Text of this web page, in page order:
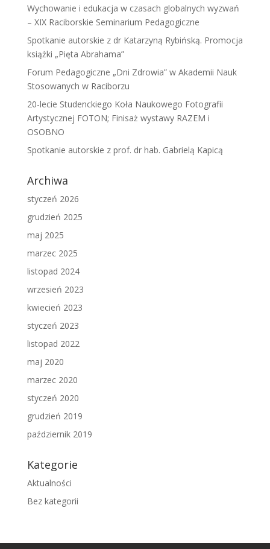
Wychowanie i edukacja w czasach globalnych wyzwań
– XIX Raciborskie Seminarium Pedagogiczne
Spotkanie autorskie z dr Katarzyną Rybińską. Promocja
książki „Pięta Abrahama”
Forum Pedagogiczne „Dni Zdrowia” w Akademii Nauk
Stosowanych w Raciborzu
20-lecie Studenckiego Koła Naukowego Fotografii
Artystycznej FOTON; Finisaż wystawy RAZEM i
OSOBNO
Spotkanie autorskie z prof. dr hab. Gabrielą Kapicą
Archiwa
styczeń 2026
grudzień 2025
maj 2025
marzec 2025
listopad 2024
wrzesień 2023
kwiecień 2023
styczeń 2023
listopad 2022
maj 2020
marzec 2020
styczeń 2020
grudzień 2019
październik 2019
Kategorie
Aktualności
Bez kategorii